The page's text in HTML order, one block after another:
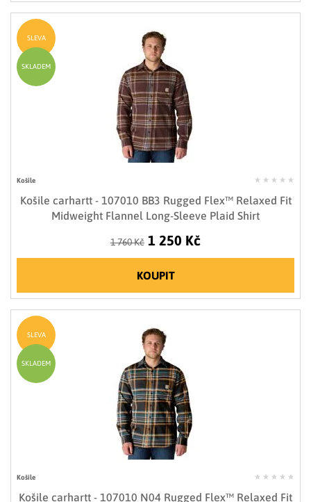
Košile
Košile carhartt - 107010 BB3 Rugged Flex™ Relaxed Fit
Midweight Flannel Long-Sleeve Plaid Shirt
1 760 Kč 1 250 Kč
KOUPIT
SLEVA
SKLADEM
Košile
Košile carhartt - 107010 N04 Rugged Flex™ Relaxed Fit
SLEVA
SKLADEM